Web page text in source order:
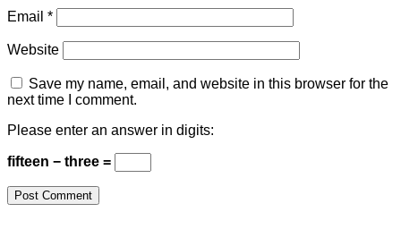
Email *
Website
Save my name, email, and website in this browser for the
next time I comment.
Please enter an answer in digits:
fifteen − three =